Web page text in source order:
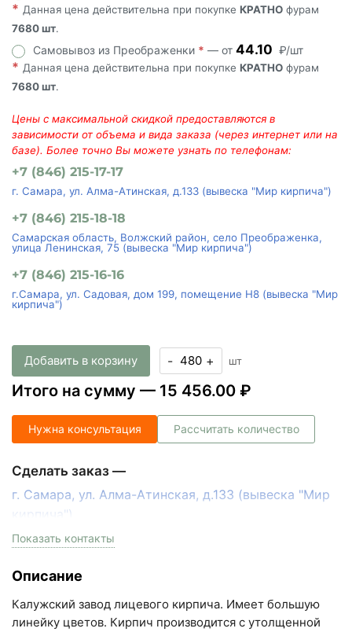
* Данная цена действительна при покупке КРАТНО фурам
7680 шт.
Самовывоз из Преображенки * — от 44.10 ₽/шт
* Данная цена действительна при покупке КРАТНО фурам
7680 шт.
Цены с максимальной скидкой предоставляются в
зависимости от объема и вида заказа (через интернет или на
базе). Более точно Вы можете узнать по телефонам:
+7 (846) 215-17-17
г. Самара, ул. Алма-Атинская, д.133 (вывеска "Мир кирпича")
+7 (846) 215-18-18
Самарская область, Волжский район, село Преображенка,
улица Ленинская, 75 (вывеска "Мир кирпича")
+7 (846) 215-16-16
г.Самара, ул. Садовая, дом 199, помещение Н8 (вывеска "Мир
кирпича")
Добавить в корзину - + шт
Итого на сумму — 15 456.00 ₽
Нужна консультация Рассчитать количество
Сделать заказ —
г. Самара, ул. Алма-Атинская, д.133 (вывеска "Мир
кирпича")
пн-пт с 9:00 до 18:00, сб с 10:00 до 16:00
+7 (993) 993-77-33
Написать в МАКС
Показать контакты
Описание
Калужский завод лицевого кирпича. Имеет большую
линейку цветов. Кирпич производится с утолщенной